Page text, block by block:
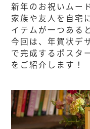
新年のお祝いムー
家族や友人を自宅
イテムが一つある
今回は、年賀状デ
で完成するポスタ
をご紹介します！